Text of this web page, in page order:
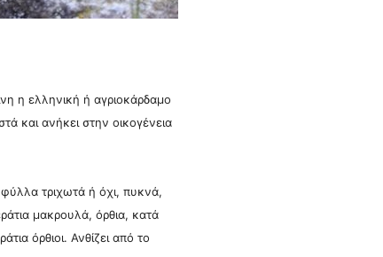
η ελληνική ή αγριοκάρδαμο
και ανήκει στην οικογένεια
τριχωτά ή όχι, πυκνά,
μακρουλά, όρθια, κατά
όρθιοι. Ανθίζει από το